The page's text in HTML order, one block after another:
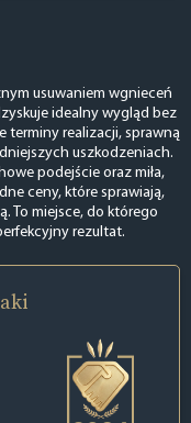
usuwaniem wgnieceń
idealny wygląd bez
terminy realizacji, sprawną
uszkodzeniach.
podejście oraz miła,
ceny, które sprawiają,
To miejsce, do którego
rezultat.